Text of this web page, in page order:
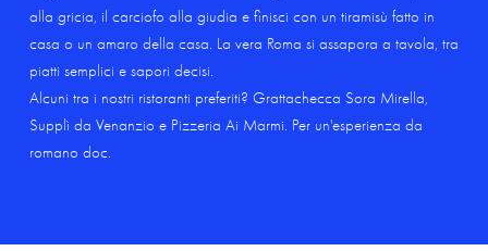
alla gricia, il carciofo alla giudia e finisci con un tiramisù fatto in
casa o un amaro della casa. La vera Roma si assapora a tavola, tra
piatti semplici e sapori decisi.
Alcuni tra i nostri ristoranti preferiti? Grattachecca Sora Mirella,
Supplì da Venanzio e Pizzeria Ai Marmi. Per un'esperienza da
romano doc.